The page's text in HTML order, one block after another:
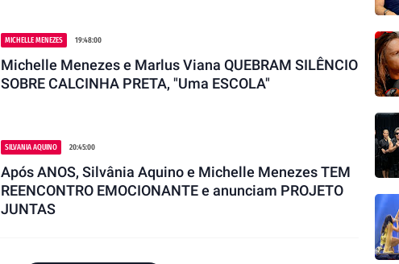
MICHELLE MENEZES 19:48:00
Michelle Menezes e Marlus Viana QUEBRAM SILÊNCIO
SOBRE CALCINHA PRETA, "Uma ESCOLA"
SILVANIA AQUINO 20:45:00
Após ANOS, Silvânia Aquino e Michelle Menezes TEM
REENCONTRO EMOCIONANTE e anunciam PROJETO
JUNTAS